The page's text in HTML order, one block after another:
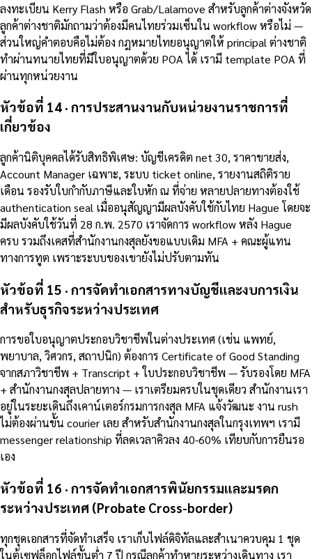
ลงทะเบียน Kerry Flash หรือ Grab/Lalamove สำหรับลูกค้าต่างจังหวัด
ลูกค้าต่างชาติมักถามว่าต้องมีคนไทยร่วมเซ็นใน workflow หรือไม่ —
ส่วนใหญ่คำตอบคือไม่ต้อง กฎหมายไทยอนุญาตให้ principal ต่างชาติ
ทำผ่านทนายไทยที่มีใบอนุญาตด้วย POA ได้ เรามี template POA ที่
ผ่านทุกหน่วยงาน
หัวข้อที่ 14 · การประสานงานกับหน่วยงานราชการที่
เกี่ยวข้อง
ลูกค้านิติบุคคลได้รับสิทธิพิเศษ: บัญชีเครดิต net 30, ราคาขายส่ง,
Account Manager เฉพาะ, ระบบ ticket online, รายงานสถิติราย
เดือน รองรับใบกำกับภาษีและใบหัก ณ ที่จ่าย หลายปลายทางต้องใช้
authentication seal เมื่ออนุสัญญามีผลบังคับใช้กับไทย Hague โดยจะ
มีผลบังคับใช้วันที่ 28 ก.พ. 2570 เราจัดการ workflow หลัง Hague
ครบ รวมถึงเคสที่สำนักงานกงสุลยังขอแบบเดิม MFA + คณะผู้แทน
ทางการทูต เพราะระบบของเขายังไม่ปรับตามทัน
หัวข้อที่ 15 · การจัดทำเอกสารทางบัญชีและงบการเงิน
สำหรับธุรกิจระหว่างประเทศ
การขอใบอนุญาตประกอบวิชาชีพในต่างประเทศ (เช่น แพทย์,
พยาบาล, วิศวกร, สถาปนิก) ต้องการ Certificate of Good Standing
จากสภาวิชาชีพ + Transcript + ใบประกอบวิชาชีพ — รับรองโดย MFA
+ สำนักงานกงสุลปลายทาง — เราเตรียมครบในชุดเดียว สำนักงานเรา
อยู่ในระยะเดินถึงเคาน์เตอร์กรมการกงสุล MFA แจ้งวัฒนะ งาน rush
ไม่ต้องผ่านขั้น courier เลย สำหรับสำนักงานกงสุลในกรุงเทพฯ เรามี
messenger relationship ที่ลดเวลาคิวลง 40-60% เทียบกับการยืนรอ
เอง
หัวข้อที่ 16 · การจัดทำเอกสารพินัยกรรมและมรดก
ระหว่างประเทศ (Probate Cross-border)
ทุกชุดเอกสารที่จัดทำเสร็จ เราเก็บไฟล์ดิจิทัลและสำเนาควบคุม 1 ชุด
ในตู้เซฟล็อกไฟล์ขั้นต่ำ 7 ปี กรณีลูกค้าทำหายระหว่างเดินทาง เรา